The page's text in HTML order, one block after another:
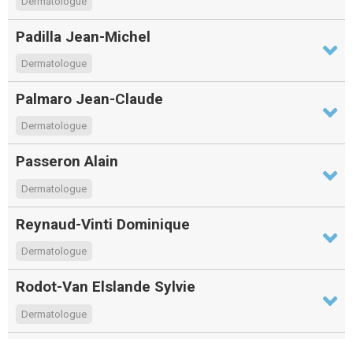
Padilla Jean-Michel
Dermatologue
Palmaro Jean-Claude
Dermatologue
Passeron Alain
Dermatologue
Reynaud-Vinti Dominique
Dermatologue
Rodot-Van Elslande Sylvie
Dermatologue